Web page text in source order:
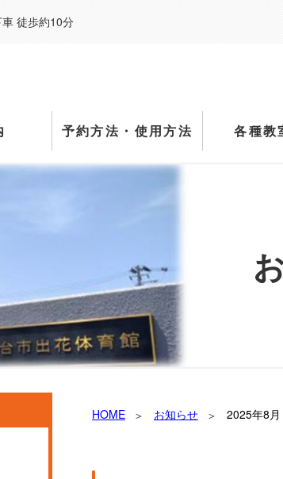
徒歩約10分
予約方法・使用方法 各種教
HOME お知らせ 2025年8月